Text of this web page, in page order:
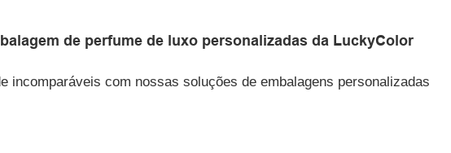
de perfume de luxo personalizadas da LuckyColor
incomparáveis ​​com nossas soluções de embalagens personalizadas